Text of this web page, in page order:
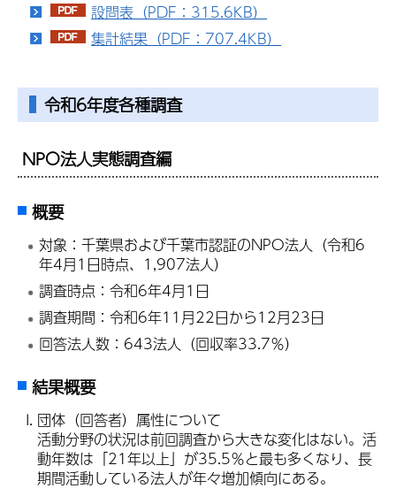
設問表（PDF：315.6KB）
集計結果（PDF：707.4KB）
令和6年度各種調査
NPO法人実態調査編
概要
対象：千葉県および千葉市認証のNPO法人（令和6
年4月1日時点、1,907法人）
調査時点：令和6年4月1日
調査期間：令和6年11月22日から12月23日
回答法人数：643法人（回収率33.7％）
結果概要
団体（回答者）属性について
活動分野の状況は前回調査から大きな変化はない。活
動年数は「21年以上」が35.5％と最も多くなり、長
期間活動している法人が年々増加傾向にある。